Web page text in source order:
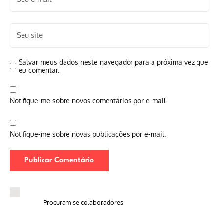
Salvar meus dados neste navegador para a próxima vez que
eu comentar.
Notifique-me sobre novos comentários por e-mail.
Notifique-me sobre novas publicações por e-mail.
Procuram-se colaboradores